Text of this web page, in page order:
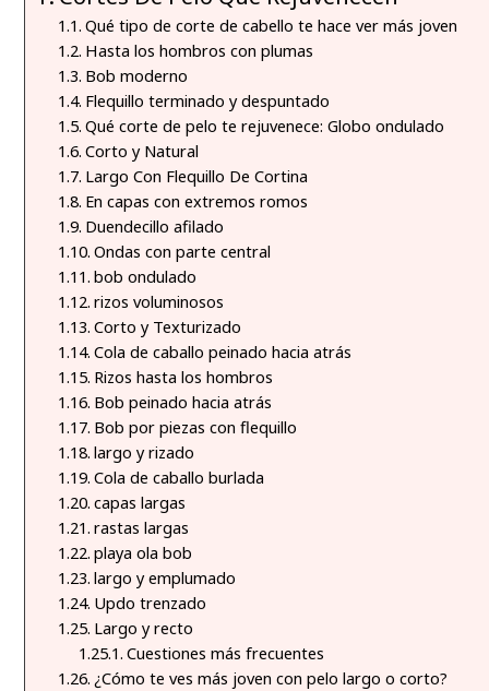
Qué tipo de corte de cabello te hace ver más joven
Hasta los hombros con plumas
Bob moderno
Flequillo terminado y despuntado
Qué corte de pelo te rejuvenece: Globo ondulado
Corto y Natural
Largo Con Flequillo De Cortina
En capas con extremos romos
Duendecillo afilado
Ondas con parte central
bob ondulado
rizos voluminosos
Corto y Texturizado
Cola de caballo peinado hacia atrás
Rizos hasta los hombros
Bob peinado hacia atrás
Bob por piezas con flequillo
largo y rizado
Cola de caballo burlada
capas largas
rastas largas
playa ola bob
largo y emplumado
Updo trenzado
Largo y recto
Cuestiones más frecuentes
¿Cómo te ves más joven con pelo largo o corto?